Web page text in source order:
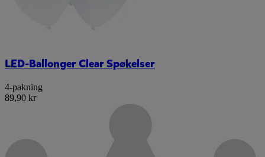
LED-Ballonger Clear Spøkelser
4-pakning
89,90 kr